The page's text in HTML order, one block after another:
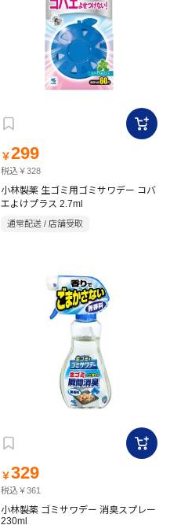
￥299
税込￥328
小林製薬 生ゴミ用ゴミサワデー コバ
エよけプラス 2.7ml
通常配送 / 店舗受取
￥329
税込￥361
小林製薬 ゴミサワデー 消臭スプレー
230ml